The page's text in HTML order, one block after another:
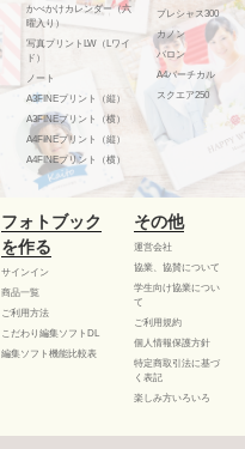
かべかけカレンダー（六
曜入り）
写真プリントLW（Lワイ
ド）
ノート
A3FINEプリント（縦）
A3FINEプリント（横）
A4FINEプリント（縦）
A4FINEプリント（横）
プレシャス300
カノン
バロン
A4バーチカル
スクエア250
フォトブック
を作る
サインイン
商品一覧
ご利用方法
こだわり編集ソフトDL
編集ソフト機能比較表
その他
運営会社
協業、協賛について
学生向け協業につい
て
ご利用規約
個人情報保護方針
特定商取引法に基づ
く表記
楽しみ方いろいろ